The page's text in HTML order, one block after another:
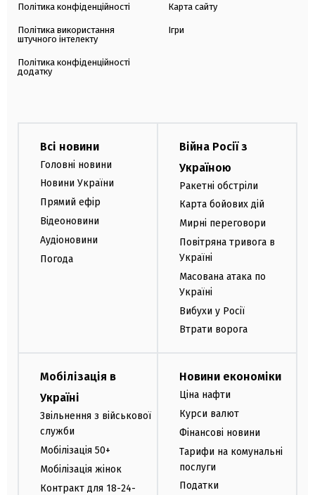
Політика конфіденційності
Політика використання
штучного інтелекту
Політика конфіденційності
додатку
Карта сайту
Ігри
Всі новини
Головні новини
Новини України
Прямий ефір
Відеоновини
Аудіоновини
Погода
Війна Росії з
Україною
Ракетні обстріли
Карта бойових дій
Мирні переговори
Повітряна тривога в
Україні
Масована атака по
Україні
Вибухи у Росії
Втрати ворога
Мобілізація в
Україні
Звільнення з військової
служби
Мобілізація 50+
Мобілізація жінок
Контракт для 18-24-
Новини економіки
Ціна нафти
Курси валют
Фінансові новини
Тарифи на комунальні
послуги
Податки